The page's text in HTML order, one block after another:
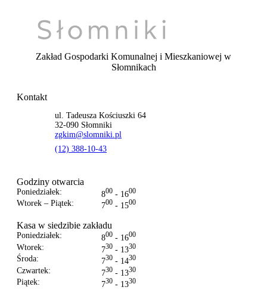
Zakład Gospodarki Komunalnej i Mieszkaniowej w
Słomnikach
Kontakt
ul. Tadeusza Kościuszki 64
32-090 Słomniki
zgkim@slomniki.pl
(12) 388-10-43
Godziny otwarcia
Poniedziałek: 800 - 1600
Wtorek – Piątek: 700 - 1500
Kasa w siedzibie zakładu
Poniedziałek: 800 - 1600
Wtorek: 730 - 1330
Środa: 730 - 1430
Czwartek: 730 - 1330
Piątek: 730 - 1330